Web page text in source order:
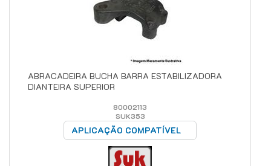
ABRACADEIRA BUCHA BARRA ESTABILIZADORA
DIANTEIRA SUPERIOR
80002113
SUK353
APLICAÇÃO COMPATÍVEL